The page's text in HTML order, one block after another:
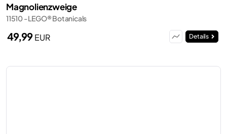
Magnolienzweige
11510 - LEGO® Botanicals
49,99EUR Details